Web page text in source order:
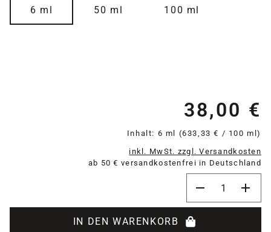
6 ml 50 ml 100 ml
38,00 €
Inhalt: 6 ml (633,33 € / 100 ml)
inkl. MwSt. zzgl. Versandkosten
ab 50 € versandkostenfrei in Deutschland
IN DEN WARENKORB